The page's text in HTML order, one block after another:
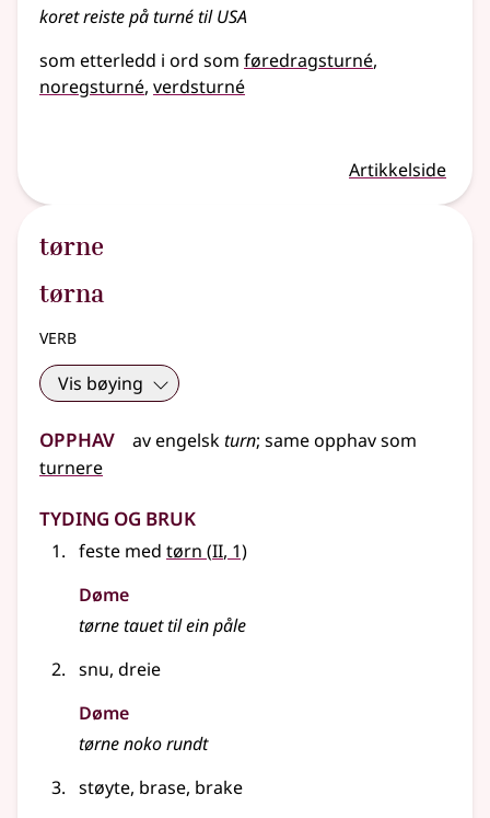
koret reiste på turné til USA
som etterledd i ord som føredragsturné
noregsturné verdsturné
Artikkelside
tørne
tørna
verb
Vis bøying
Opphav avengelskturn; same opphav som
turnere
Tyding og bruk
feste med tørn (2
II, 1)
Døme
tørne tauet til ein påle
snu, dreie
Døme
tørne noko rundt
støyte, brase, brake